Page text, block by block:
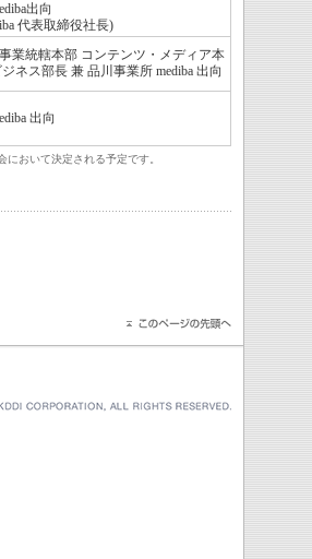
出向
代表取締役社長)
業統轄本部 コンテンツ・メディア本
ネス部長 兼 品川事業所 mediba 出向
出向
おいて決定される予定です。